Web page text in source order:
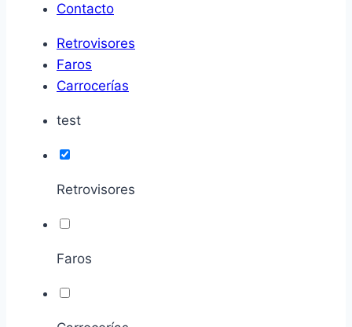
Contacto
Retrovisores
Faros
Carrocerías
test
Retrovisores
Faros